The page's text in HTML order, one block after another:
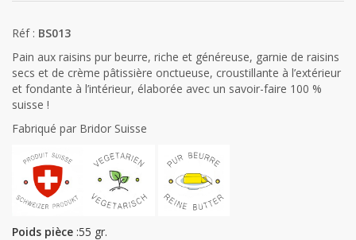
Réf : BS013
Pain aux raisins pur beurre, riche et généreuse, garnie de raisins
secs et de crème pâtissière onctueuse, croustillante à l’extérieur
et fondante à l’intérieur, élaborée avec un savoir-faire 100 %
suisse !
Fabriqué par Bridor Suisse
Poids pièce :55 gr.